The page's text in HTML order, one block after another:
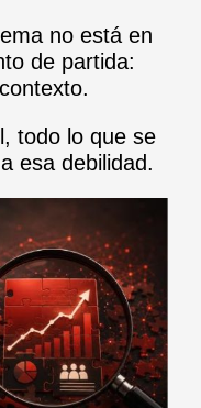
no está en
de partida:
todo lo que se
esa debilidad.